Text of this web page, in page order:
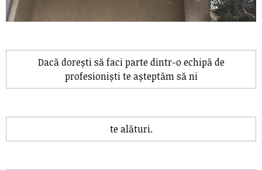
Dacă dorești să faci parte dintr-o echipă de
profesioniști te așteptăm să ni
te alături.